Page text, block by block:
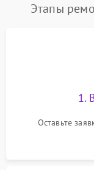
Этапы
1.
Оставьте